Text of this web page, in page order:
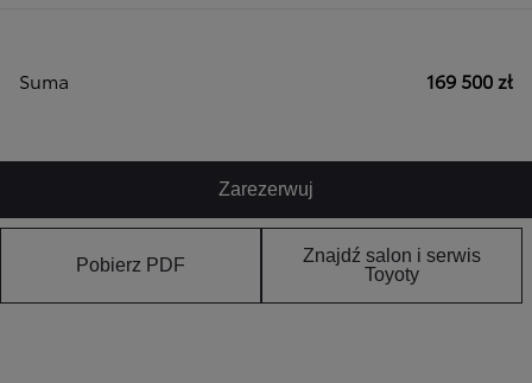
Suma 169 500 zł
Zarezerwuj
Pobierz PDF
Znajdź salon i serwis
Toyoty